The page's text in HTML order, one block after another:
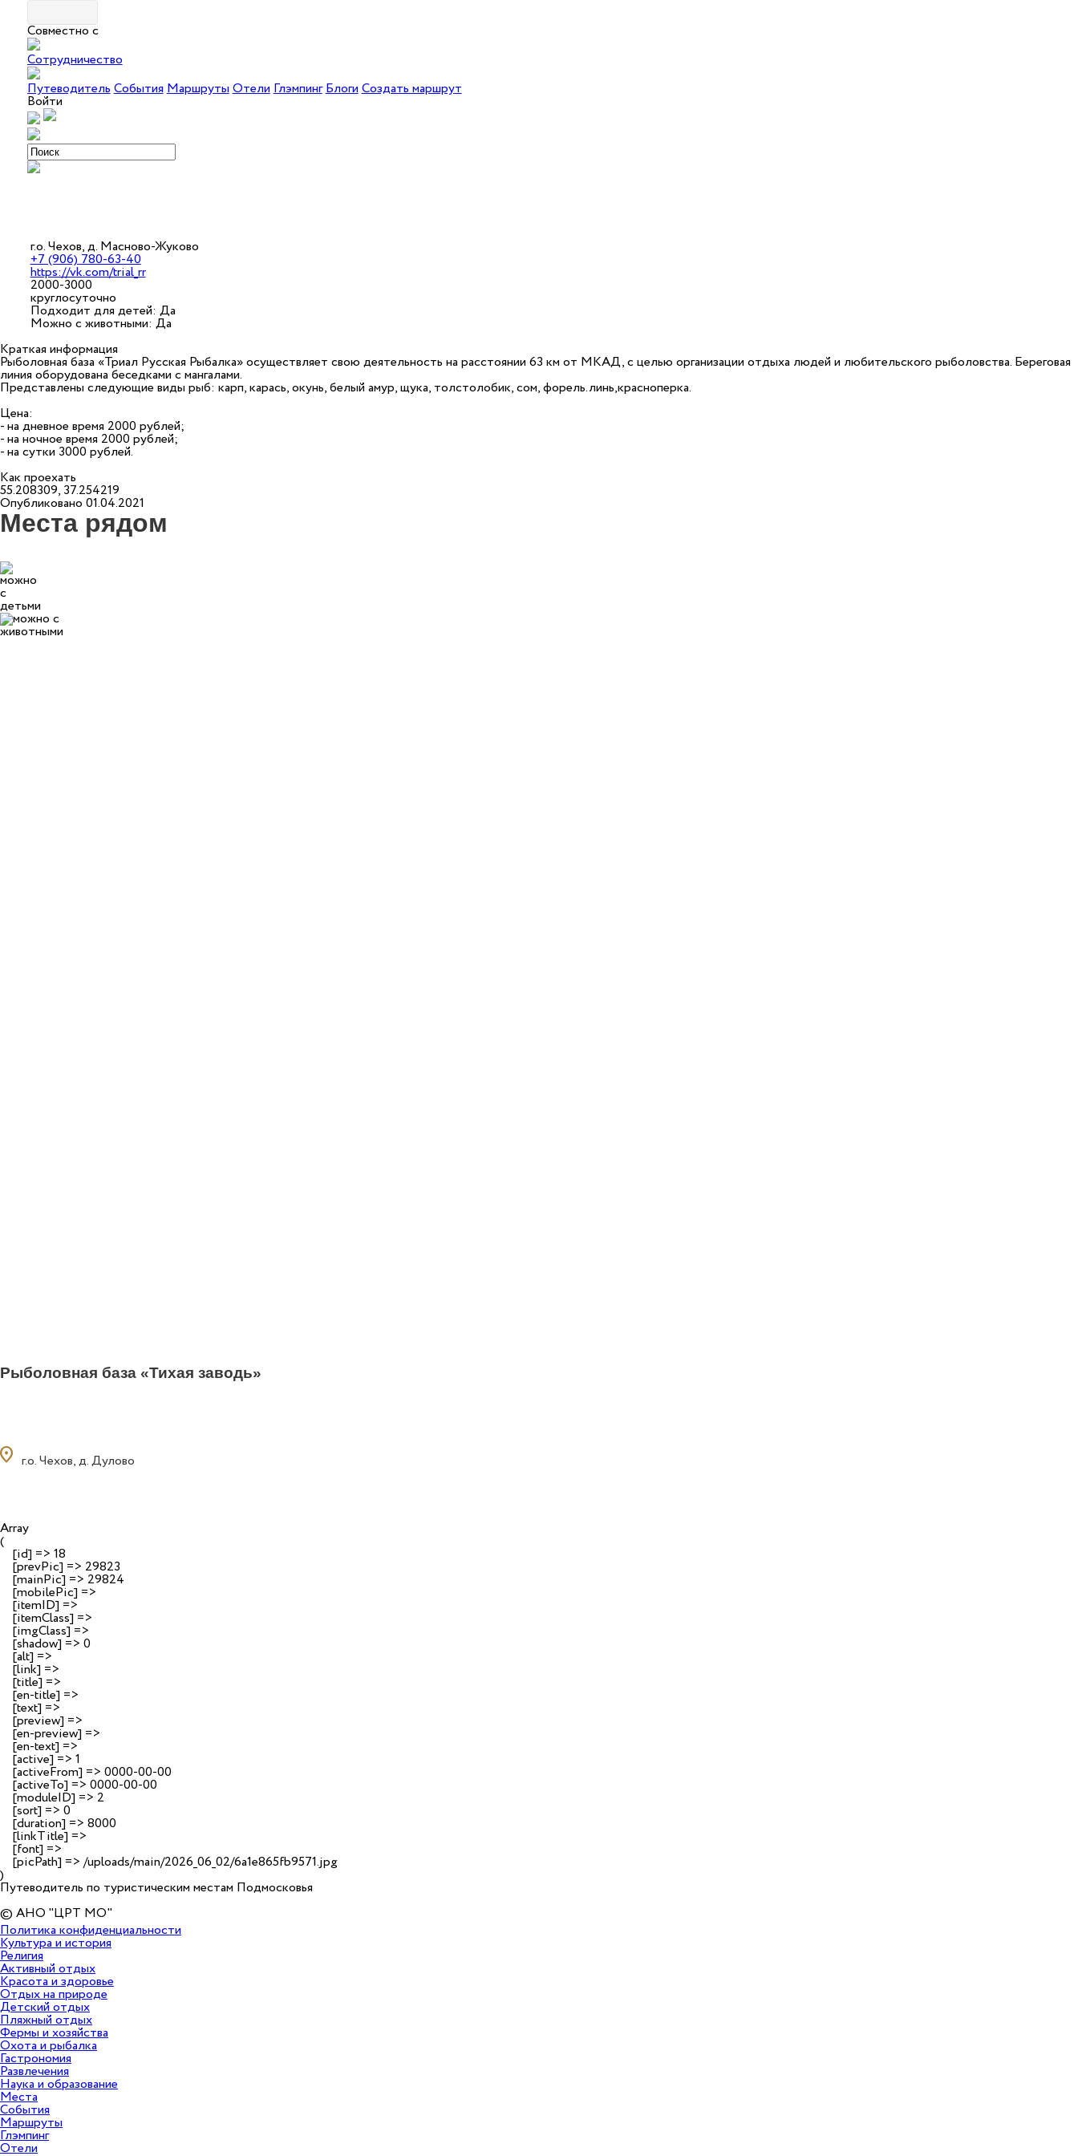
Совместно с
Сотрудничество
ПутеводительСобытияМаршрутыОтелиГлэмпингБлогиСоздать маршрут
Войти
г.о. Чехов, д. Масново-Жуково
+7 (906) 780-63-40
https://vk.com/trial_rr
2000-3000
круглосуточно
Подходит для детей: Да
Можно с животными: Да
Краткая информация
Рыболовная база «Триал Русская Рыбалка» осуществляет свою деятельность на расстоянии 63 км от МКАД, с целью организации отдыха людей и любительского рыболовства. Береговая
линия оборудована беседками с мангалами.
Представлены следующие виды рыб: карп, карась, окунь, белый амур, щука, толстолобик, сом, форель.линь,красноперка.
Цена:
- на дневное время 2000 рублей;
- на ночное время 2000 рублей;
- на сутки 3000 рублей.
Как проехать
55.208309, 37.254219
Опубликовано 01.04.2021
Места рядом
Рыболовная база «Тихая заводь»
г.о. Чехов, д. Дулово
Array
(
    [id] => 18
    [prevPic] => 29823
    [mainPic] => 29824
    [mobilePic] =>
    [itemID] =>
    [itemClass] =>
    [imgClass] =>
    [shadow] => 0
    [alt] =>
    [link] =>
    [title] =>
    [en-title] =>
    [text] =>
    [preview] =>
    [en-preview] =>
    [en-text] =>
    [active] => 1
    [activeFrom] => 0000-00-00
    [activeTo] => 0000-00-00
    [moduleID] => 2
    [sort] => 0
    [duration] => 8000
    [linkTitle] =>
    [font] =>
    [picPath] => /uploads/main/2026_06_02/6a1e865fb9571.jpg
Путеводитель по туристическим местам Подмосковья
© АНО "ЦРТ МО"
Политика конфиденциальности
Культура и история
Религия
Активный отдых
Красота и здоровье
Отдых на природе
Детский отдых
Пляжный отдых
Фермы и хозяйства
Охота и рыбалка
Гастрономия
Развлечения
Наука и образование
Места
События
Маршруты
Глэмпинг
Отели